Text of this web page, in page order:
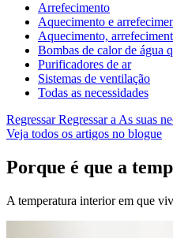
Arrefecimento
Aquecimento e
Aquecimento,
Bombas de calor de água
Purificadores de ar
Sistemas de ventilação
Todas as necessidades
Regressar Regressar a As suas
Veja todos os artigos no blogue
Porque é que a
A temperatura interior em que